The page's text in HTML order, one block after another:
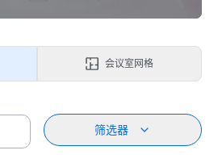
会议室网格
筛选器